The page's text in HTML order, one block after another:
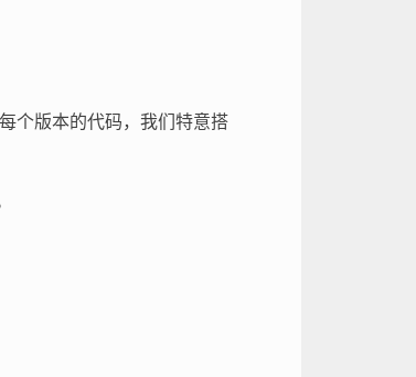
个版本的代码，我们特意搭